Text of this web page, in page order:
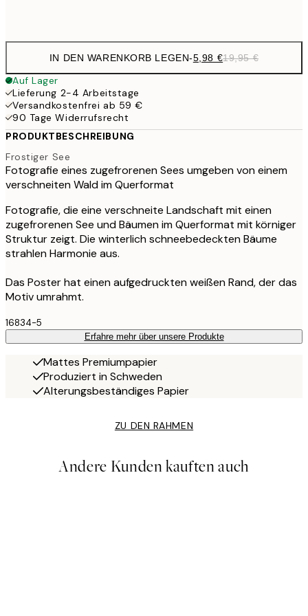
IN DEN WARENKORB LEGEN-5,98 €19,95 €
Auf Lager
Lieferung 2-4 Arbeitstage
Versandkostenfrei ab 59 €
90 Tage Widerrufsrecht
PRODUKTBESCHREIBUNG
Frostiger See
Fotografie eines zugefrorenen Sees umgeben von einem
verschneiten Wald im Querformat
Fotografie, die eine verschneite Landschaft mit einen
zugefrorenen See und Bäumen im Querformat mit körniger
Struktur zeigt. Die winterlich schneebedeckten Bäume
strahlen Harmonie aus.
Das Poster hat einen aufgedruckten weißen Rand, der das
Motiv umrahmt.
16834-5
Erfahre mehr über unsere Produkte
Mattes Premiumpapier
Produziert in Schweden
Alterungsbeständiges Papier
ZU DEN RAHMEN
Andere Kunden kauften auch